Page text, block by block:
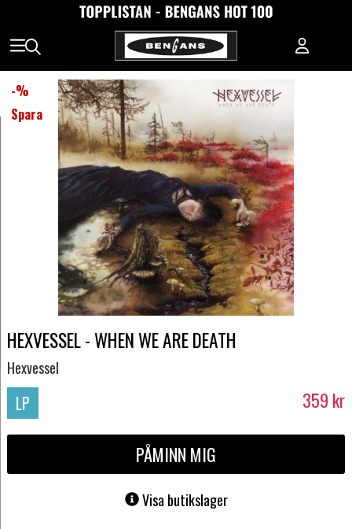
-%
Spara
HEXVESSEL - WHEN WE ARE DEATH
Hexvessel
LP 359 kr
PÅMINN MIG
Visa butikslager